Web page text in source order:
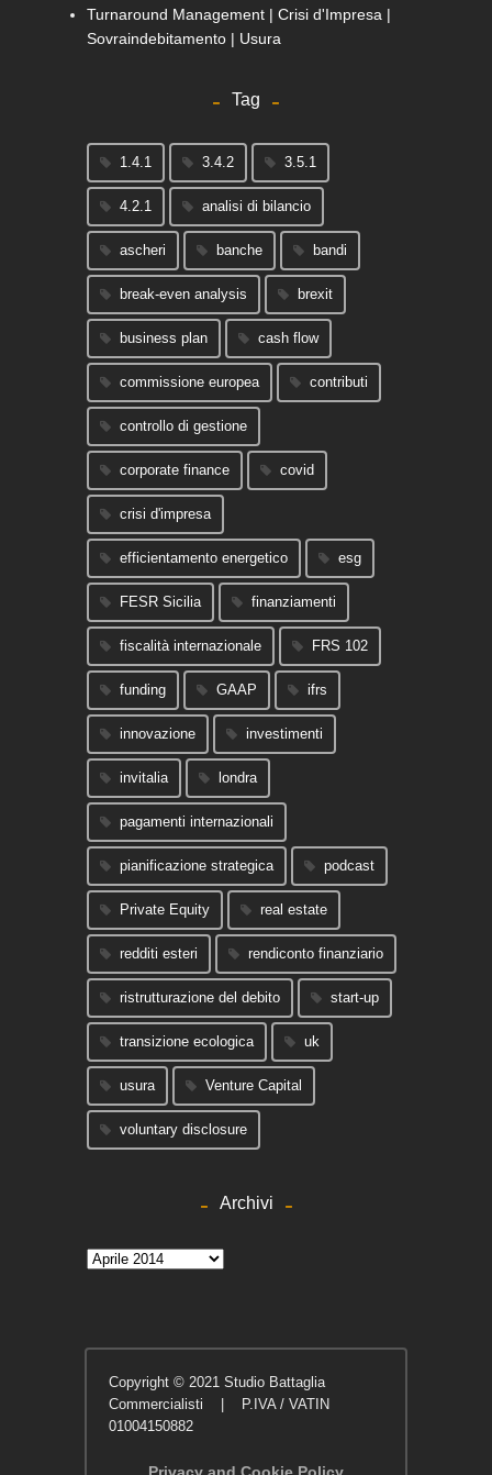
Turnaround Management | Crisi d'Impresa |
Sovraindebitamento | Usura
Tag
1.4.1 3.4.2 3.5.1
4.2.1 analisi di bilancio
ascheri banche bandi
break-even analysis brexit
business plan cash flow
commissione europea contributi
controllo di gestione
corporate finance covid
crisi d'impresa
efficientamento energetico esg
FESR Sicilia finanziamenti
fiscalità internazionale FRS 102
funding GAAP ifrs
innovazione investimenti
invitalia londra
pagamenti internazionali
pianificazione strategica podcast
Private Equity real estate
redditi esteri rendiconto finanziario
ristrutturazione del debito start-up
transizione ecologica uk
usura Venture Capital
voluntary disclosure
Archivi
Archivi
Copyright © 2021 Studio Battaglia
Commercialisti | P.IVA / VATIN
01004150882
Privacy and Cookie Policy